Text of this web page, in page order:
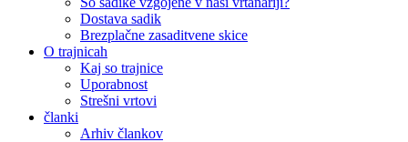
Dostava sadik
Brezplačne zasaditvene skice
O trajnicah
Kaj so trajnice
Uporabnost
Strešni vrtovi
članki
Arhiv člankov